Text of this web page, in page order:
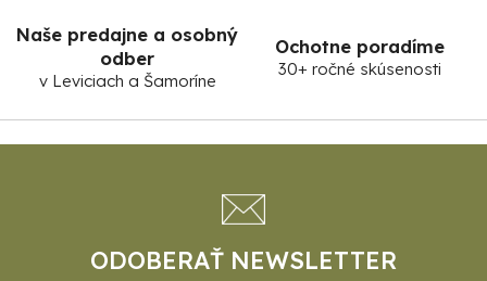
Naše predajne a osobný
odber
v Leviciach a Šamoríne
Ochotne poradíme
30+ ročné skúsenosti
ODOBERAŤ NEWSLETTER